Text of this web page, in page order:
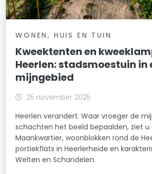
WONEN, HUIS EN TUIN
Kweektenten en
Heerlen: stadsmoestuin in
mijngebied
25 november 2025
Heerlen verandert. Waar vroeger de
schachten het beeld bepaalden, ziet u
Maankwartier, woonblokken rond de
portiekflats in Heerlerheide en
Welten en Schandelen.